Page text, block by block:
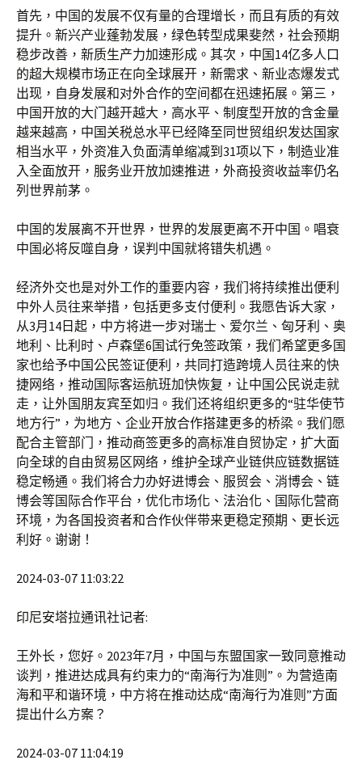
首先，中国的发展不仅有量的合理增长，而且有质的有效
提升。新兴产业蓬勃发展，绿色转型成果斐然，社会预期
稳步改善，新质生产力加速形成。其次，中国14亿多人口
的超大规模市场正在向全球展开，新需求、新业态爆发式
出现，自身发展和对外合作的空间都在迅速拓展。第三，
中国开放的大门越开越大，高水平、制度型开放的含金量
越来越高，中国关税总水平已经降至同世贸组织发达国家
相当水平，外资准入负面清单缩减到31项以下，制造业准
入全面放开，服务业开放加速推进，外商投资收益率仍名
列世界前茅。
中国的发展离不开世界，世界的发展更离不开中国。唱衰
中国必将反噬自身，误判中国就将错失机遇。
经济外交也是对外工作的重要内容，我们将持续推出便利
中外人员往来举措，包括更多支付便利。我愿告诉大家，
从3月14日起，中方将进一步对瑞士、爱尔兰、匈牙利、奥
地利、比利时、卢森堡6国试行免签政策，我们希望更多国
家也给予中国公民签证便利，共同打造跨境人员往来的快
捷网络，推动国际客运航班加快恢复，让中国公民说走就
走，让外国朋友宾至如归。我们还将组织更多的“驻华使节
地方行”，为地方、企业开放合作搭建更多的桥梁。我们愿
配合主管部门，推动商签更多的高标准自贸协定，扩大面
向全球的自由贸易区网络，维护全球产业链供应链数据链
稳定畅通。我们将合力办好进博会、服贸会、消博会、链
博会等国际合作平台，优化市场化、法治化、国际化营商
环境，为各国投资者和合作伙伴带来更稳定预期、更长远
利好。谢谢！
2024-03-07 11:03:22
印尼安塔拉通讯社记者:
王外长，您好。2023年7月，中国与东盟国家一致同意推动
谈判，推进达成具有约束力的“南海行为准则”。为营造南
海和平和谐环境，中方将在推动达成“南海行为准则”方面
提出什么方案？
2024-03-07 11:04:19